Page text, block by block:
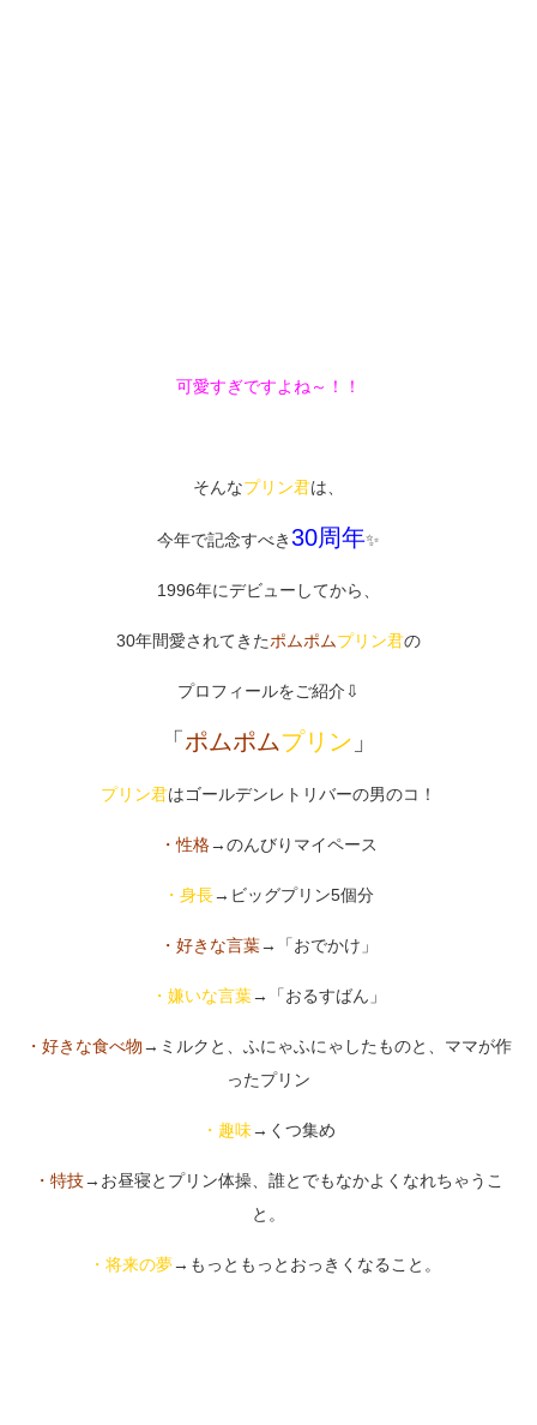
可愛すぎですよね～！！
そんなプリン君は、
今年で記念すべき30周年✨
1996年にデビュー してから、
30年間愛されてきたポムポムプリン君の
プロフィールをご紹介⇩
「 ポムポムプリン 」
プリン君はゴールデンレトリバーの男のコ！
・性格→のんびりマイペース
・身長→ビッグプリン5個分
・好きな言葉→「おでかけ」
・嫌いな言葉→「おるすばん」
・好きな食べ物→ミルクと、ふにゃふにゃしたものと、ママが作
ったプリン
・趣味→くつ集め
・特技→お昼寝とプリン体操、誰とでもなかよくなれちゃうこ
と。
・将来の夢→もっともっとおっきくなること。